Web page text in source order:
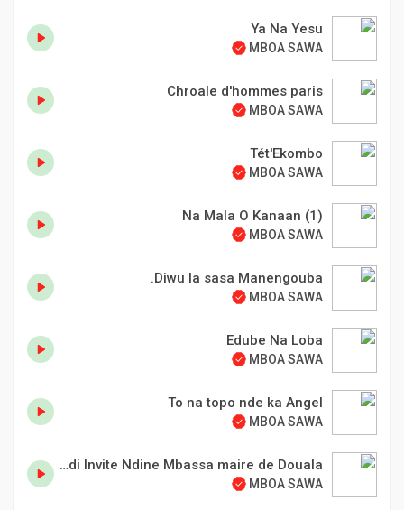
Ya Na Yesu
MBOA SAWA
Chroale d'hommes paris
MBOA SAWA
Tét'Ekombo
MBOA SAWA
Na Mala O Kanaan (1)
MBOA SAWA
Diwu la sasa Manengouba.
MBOA SAWA
Edube Na Loba
MBOA SAWA
To na topo nde ka Angel
MBOA SAWA
Penya Mundi Invite Ndine Mbassa maire de Douala.
MBOA SAWA